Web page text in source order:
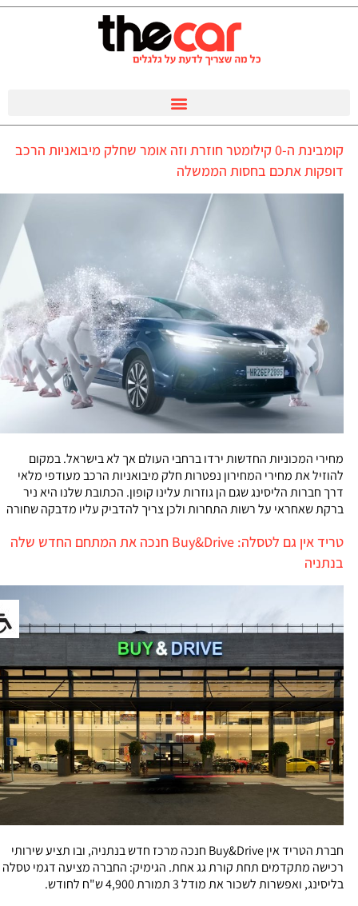
קומבינת ה-0 קילומטר חוזרת וזה אומר שחלק מיבואניות הרכב
דופקות אתכם בחסות הממשלה
מחירי המכוניות החדשות ירדו ברחבי העולם אך לא בישראל. במקום
להוזיל את מחירי המחירון נפטרות חלק מיבואניות הרכב מעודפי מלאי
דרך חברות הליסינג שגם הן גוזרות עלינו קופון. הכתובת שלנו היא ניר
ברקת שאחראי על רשות התחרות ולכן צריך להדביק עליו מדבקה שחורה
טריד אין גם לטסלה: Buy&Drive חנכה את המתחם החדש שלה
בנתניה
חברת הטריד אין Buy&Drive חנכה מרכז חדש בנתניה, ובו תציע שירותי
רכישה מתקדמים תחת קורת גג אחת. הגימיק: החברה מציעה דגמי טסלה
בליסינג, ואפשרות לשכור את מודל 3 תמורת 4,900 ש"ח לחודש.